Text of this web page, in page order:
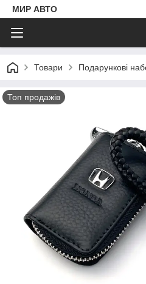
МИР АВТО
Товари Подарункові
Топ продажів